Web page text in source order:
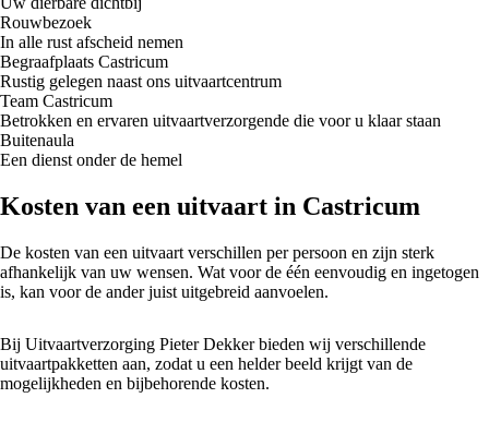
Rouwbezoek
In alle rust afscheid nemen
Begraafplaats Castricum
Rustig gelegen naast ons uitvaartcentrum
Team Castricum
Betrokken en ervaren uitvaartverzorgende die voor u klaar staan
Buitenaula
Een dienst onder de hemel
Kosten van een uitvaart in Castricum
De kosten van een uitvaart verschillen per persoon en zijn sterk
afhankelijk van uw wensen. Wat voor de één eenvoudig en ingetogen
is, kan voor de ander juist uitgebreid aanvoelen.
Bij Uitvaartverzorging Pieter Dekker bieden wij verschillende
uitvaartpakketten aan, zodat u een helder beeld krijgt van de
mogelijkheden en bijbehorende kosten.